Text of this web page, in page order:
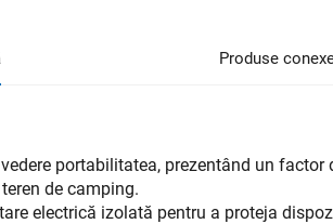
Produse
portabilitatea, prezentând un
de camping.
electrică izolată pentru a proteja